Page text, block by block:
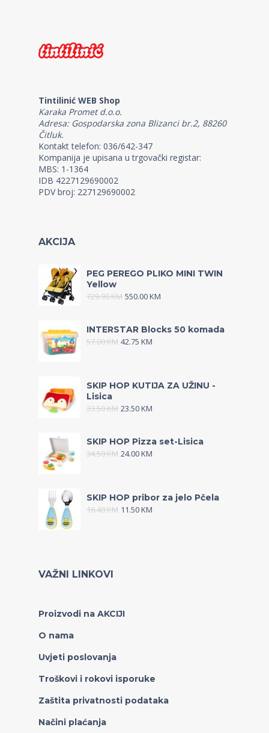
Tintilinić WEB Shop
Karaka Promet d.o.o.
Adresa: Gospodarska zona Blizanci br.2, 88260
Čitluk.
Kontakt telefon: 036/642-347
Kompanija je upisana u trgovački registar:
MBS: 1-1364
IDB 4227129690002
PDV broj: 227129690002
AKCIJA
PEG PEREGO PLIKO MINI TWIN
Yellow
729.90KM 550.00KM
INTERSTAR Blocks 50 komada
57.00KM 42.75 KM
SKIP HOP KUTIJA ZA UŽINU -
Lisica
33.50KM 23.50KM
SKIP HOP Pizza set-Lisica
34.50KM 24.00KM
SKIP HOP pribor za jelo Pčela
16.40KM 11.50KM
VAŽNI LINKOVI
Proizvodi na AKCIJI
O nama
Uvjeti poslovanja
Troškovi i rokovi isporuke
Zaštita privatnosti podataka
Načini plaćanja